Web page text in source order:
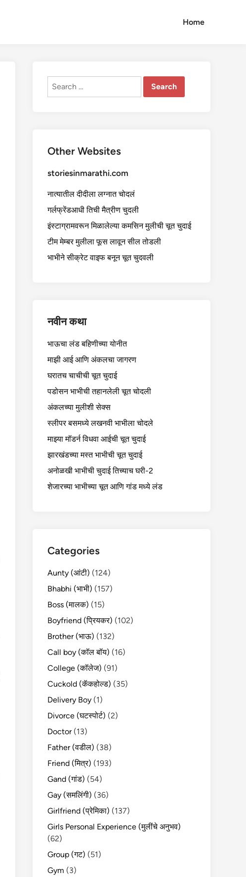
Home
Search
Other Websites
storiesinmarathi.com
नात्यातील दीदीला लग्नात चोदलं
गर्लफ्रेंडआधी तिची मैत्रीण चुदली
इंस्टाग्रामवरून मिळालेल्या कमसिन मुलीची चूत चुदाई
टीम मेम्बर मुलीला फूस लावून सील तोडली
भाभीने सीक्रेट वाइफ बनून चूत चुदवली
नवीन कथा
भाऊचा लंड बहिणीच्या योनीत
माझी आई आणि अंकलचा जागरण
घरातच चाचीची चूत चुदाई
पडोसन भाभीची तहानलेली चूत चोदली
अंकलच्या मुलीशी सेक्स
स्लीपर बसमध्ये लखनवी भाभीला चोदले
माझ्या मॉडर्न विधवा आईची चूत चुदाई
झारखंडच्या मस्त भाभीची चूत चुदाई
अनोळखी भाभीची चुदाई तिच्याच घरी-2
शेजारच्या भाभीच्या चूत आणि गांड मध्ये लंड
Categories
Aunty (आंटी) (124)
Bhabhi (भाभी) (157)
Boss (मालक) (15)
Boyfriend (प्रियकर) (102)
Brother (भाऊ) (132)
Call boy (कॉल बॉय) (16)
College (कॉलेज) (91)
Cuckold (कॅकहोल्ड) (35)
Delivery Boy (1)
Divorce (घटस्पोर्ट) (2)
Doctor(13)
Father (वडील) (38)
Friend (मित्र) (193)
Gand (गांड) (54)
Gay (समलिंगी) (36)
Girlfriend (प्रेमिका) (137)
Girls Personal Experience (मुलींचे अनुभव)
(62)
Group (गट) (51)
Gym (3)